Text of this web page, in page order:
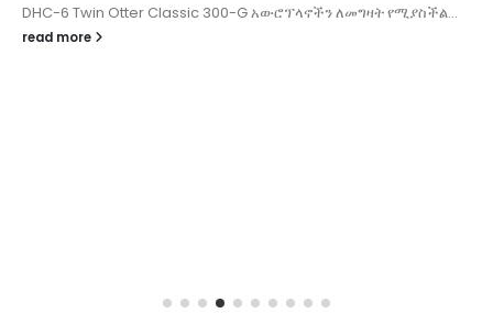
DHC-6 Twin Otter Classic 300-G አውሮፕላኖችን ለመግዛት የሚያስችል...
read more